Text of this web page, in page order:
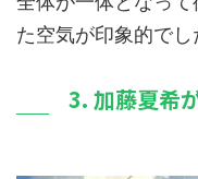
た空気が印象的でし
3. 加藤夏希